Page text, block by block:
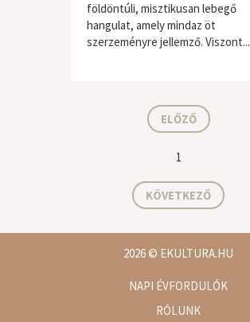
földöntúli, misztikusan lebegő
hangulat, amely mindaz öt
szerzeményre jellemző. Viszont...
világzene / folk
ELŐZŐ
1
KÖVETKEZŐ
2026© EKULTURA.HU
NAPI ÉVFORDULÓK
RÓLUNK